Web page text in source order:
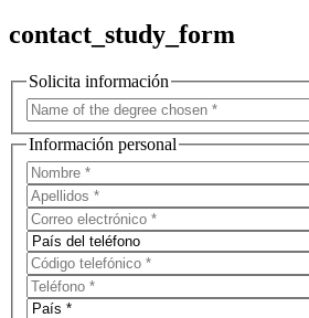
contact_study_form
Solicita información
Información personal